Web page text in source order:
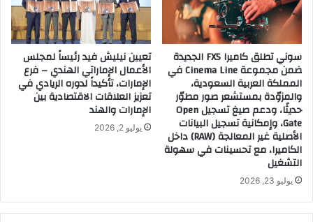
سوني تطلق كاميرا FX5 الجديدة
ضمن مجموعة Cinema Line في
المملكة العربية السعودية،
والمزوّدة بمستشعر صور مطوّر
حديثًا، ودعم صيغ تسجيل Open
Gate، وإمكانية تسجيل البيانات
الأصلية غير المعالجة (RAW) داخل
الكاميرا، مع تحسينات في سهولة
التشغيل
يوليو 23, 2026
تعيين نيليش فيد رئيساً لمجلس
الأعمال الإماراتي الهندي – فرع
الإمارات، تأكيداً لدوره الريادي في
تعزيز العلاقات الاقتصادية بين
الإمارات والهند
يوليو 2, 2026